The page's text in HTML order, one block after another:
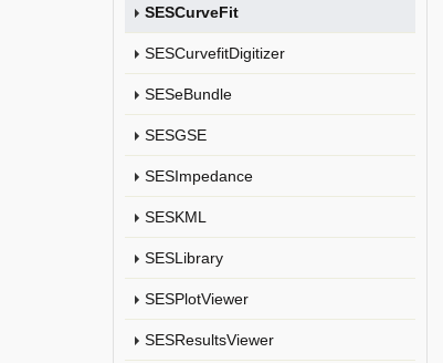
SESCurveFit
SESCurvefitDigitizer
SESeBundle
SESGSE
SESImpedance
SESKML
SESLibrary
SESPlotViewer
SESResultsViewer